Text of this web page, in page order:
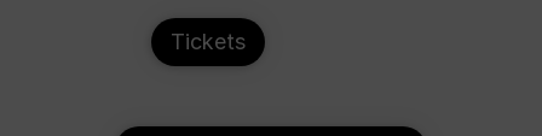
Tickets